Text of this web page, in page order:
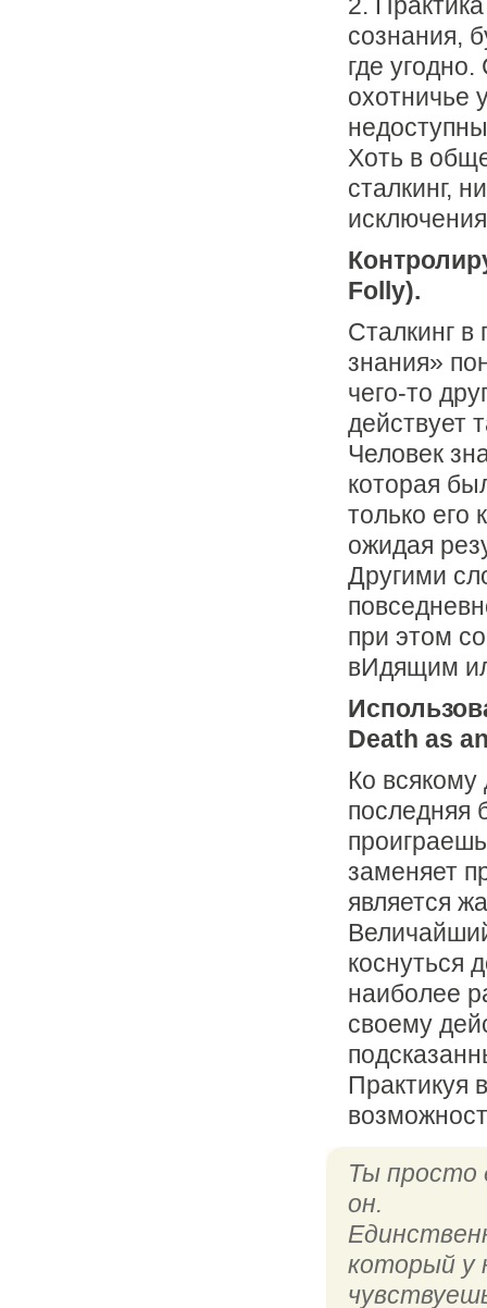
сознания,
где
охотничье
Хоть в
сталкинг,
Folly).
Сталкинг в
знания»
чего-то
действует
Человек
которая
только его
ожидая
Другими
при этом
вИдящим
Death as
Ко всякому
последняя
заменяет
является
коснуться
наиболее
своему
Практикуя
Ты просто
он.
который у